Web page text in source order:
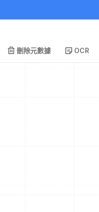
刪除元數據 OCR